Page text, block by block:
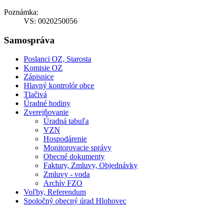
Poznámka:
VS: 0020250056
Samospráva
Poslanci OZ, Starosta
Komisie OZ
Zápisnice
Hlavný kontrolór obce
Tlačivá
Úradné hodiny
Zverejňovanie
Úradná tabuľa
VZN
Hospodárenie
Monitorovacie správy
Obecné dokumenty
Faktury, Zmluvy, Objednávky
Zmluvy - voda
Archív FZO
Voľby, Referendum
Spoločný obecný úrad Hlohovec